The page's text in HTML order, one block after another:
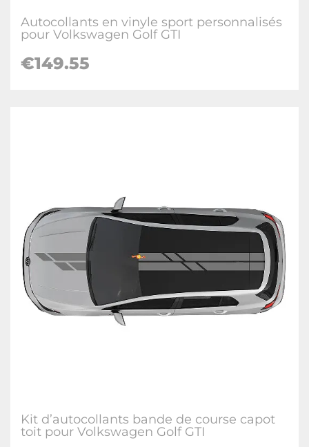
Autocollants en vinyle sport personnalisés
pour Volkswagen Golf GTI
€149.55
Kit d’autocollants bande de course capot
toit pour Volkswagen Golf GTI